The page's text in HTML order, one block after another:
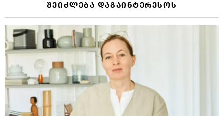
ᲨᲔᲘᲫᲚᲔᲑᲐ ᲓᲐᲒᲐᲘᲜᲢᲔᲠᲔᲡᲝᲡ